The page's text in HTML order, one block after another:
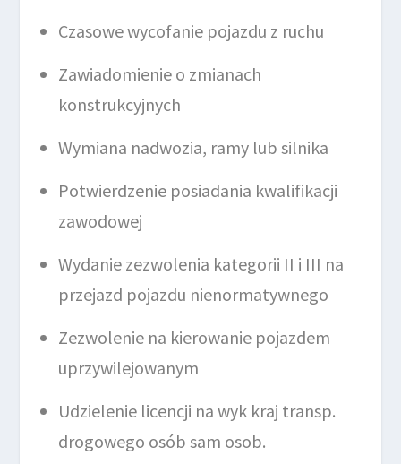
Czasowe wycofanie pojazdu z ruchu
Zawiadomienie o zmianach
konstrukcyjnych
Wymiana nadwozia, ramy lub silnika
Potwierdzenie posiadania kwalifikacji
zawodowej
Wydanie zezwolenia kategorii II i III na
przejazd pojazdu nienormatywnego
Zezwolenie na kierowanie pojazdem
uprzywilejowanym
Udzielenie licencji na wyk kraj transp.
drogowego osób sam osob.